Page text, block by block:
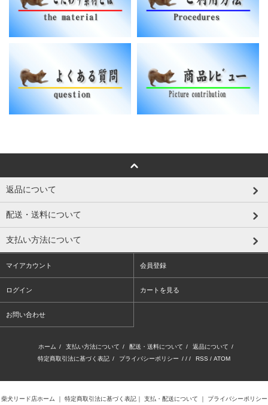
返品について
配送・送料について
支払い方法について
マイアカウント 会員登録
ログイン カートを見る
お問い合わせ
ホーム / 支払い方法について / 配送・送料について / 返品について /
特定商取引法に基づく表記 / プライバシーポリシー / / / RSS / ATOM
柴犬リード店ホーム ｜ 特定商取引法に基づく表記｜ 支払・配送について ｜ プライバシーポリシー